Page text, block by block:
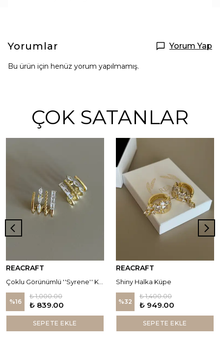
Yorumlar Yorum Yap
Bu ürün için henüz yorum yapılmamış.
ÇOK SATANLAR
REACRAFT
%16
₺ 1,000.00
₺ 839.00
SEPETE EKLE
REACRAFT
Shiny Halka Küpe
%32
₺ 1,400.00
₺ 949.00
SEPETE EKLE